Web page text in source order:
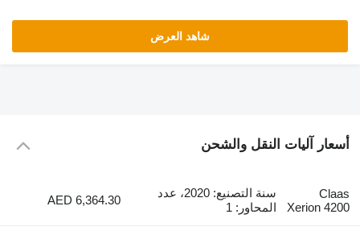
شاهد العرض
أسعار آليات النقل والشحن
Claas
Xerion 4200
سنة التصنيع: 2020، عدد
المحاور: 1
AED 6,364.30